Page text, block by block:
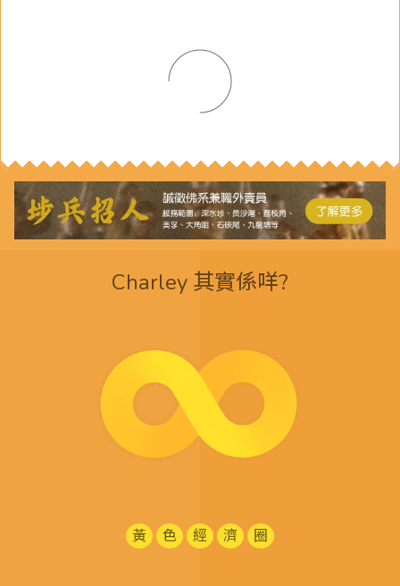
Charley 其實係咩?
黃 色 經 濟 圈